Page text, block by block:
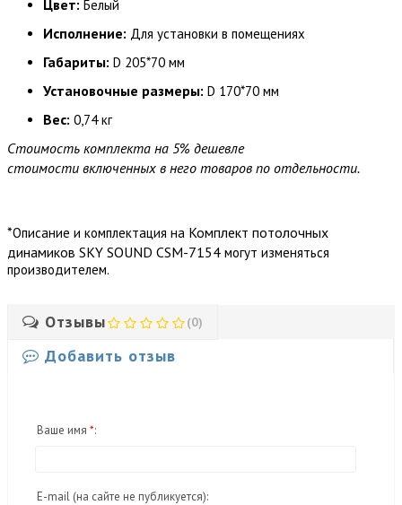
Цвет: Белый
Исполнение: Для установки в помещениях
Габариты: D 205*70 мм
Установочные размеры: D 170*70 мм
Вес: 0,74 кг
Стоимость комплекта на 5% дешевле
стоимости включенных в него товаров по отдельности.
*Описание и комплектация на Комплект потолочных
динамиков SKY SOUND CSM-7154 могут изменяться
производителем.
Отзывы (0)
Добавить отзыв
Ваше имя *:
E-mail (на сайте не публикуется):